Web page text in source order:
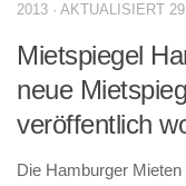
2013 · AKTUALISIERT
Mietspiegel
neue
veröffentlich
Die Hamburger